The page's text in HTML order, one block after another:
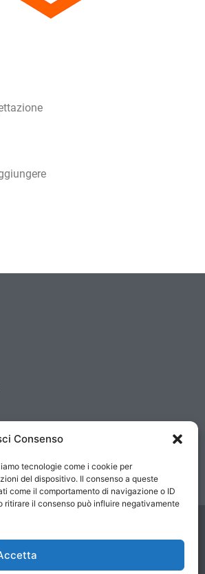
Consenso
tecnologie come i cookie per
del dispositivo. Il consenso a queste
come il comportamento di navigazione o ID
ritirare il consenso può influire negativamente